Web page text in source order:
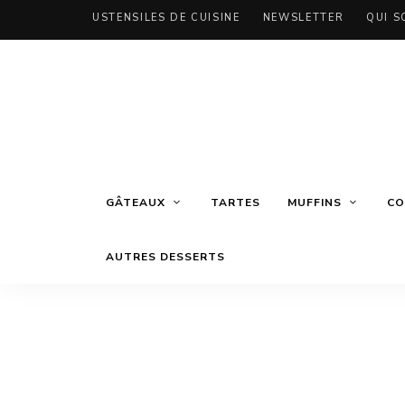
USTENSILES DE CUISINE NEWSLETTER QUI
GÂTEAUX TARTES MUFFINS
AUTRES DESSERTS